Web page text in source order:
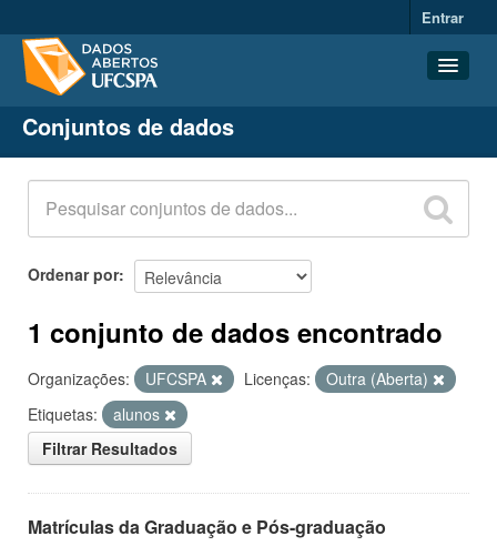
Entrar
Conjuntos de dados
Organizações
Grupos
Sobre
Conjuntos de dados
Ordenar por
1 conjunto de dados encontrado
Organizações: UFCSPA Licenças:
Outra (Aberta)
Etiquetas:
alunos
Filtrar Resultados
Matrículas da Graduação e Pós-graduação